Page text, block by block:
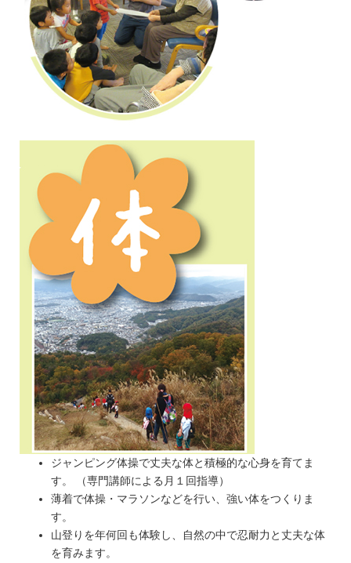
ジャンピング体操で丈夫な体と積極的な心身を育てま
す。 （専門講師による月１回指導）
薄着で体操・マラソンなどを行い、強い体をつくりま
す。
山登りを年何回も体験し、自然の中で忍耐力と丈夫な体
を育みます。